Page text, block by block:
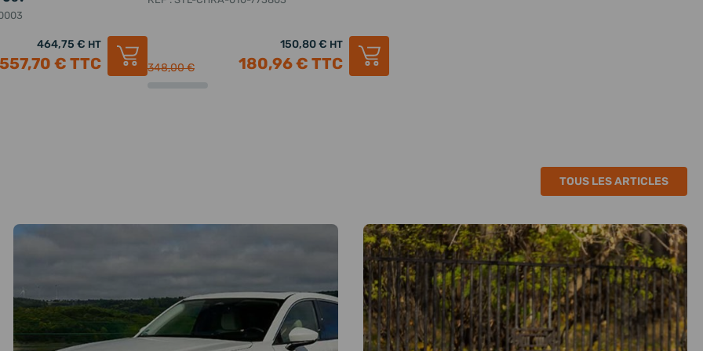
464,75 € HT
557,70 € TTC 348,00 €
150,80 € HT
180,96 € TTC
TOUS LES ARTICLES